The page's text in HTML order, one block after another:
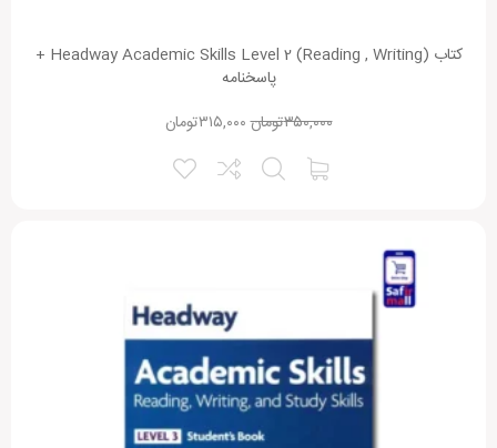
کتاب Headway Academic Skills Level 2 (Reading , Writing) +
پاسخنامه
تومان۳۵۰,۰۰۰ تومان۳۱۵,۰۰۰